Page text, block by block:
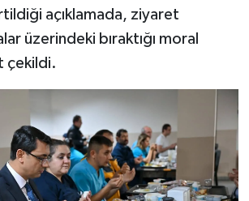
açıklamada, ziyaret
üzerindeki bıraktığı moral
çekildi.